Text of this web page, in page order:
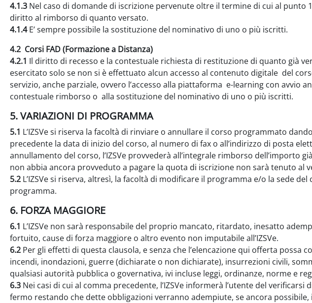
4.1.3 Nel caso di domande di iscrizione pervenute oltre il termine di cui al punto
diritto al rimborso di quanto versato.
4.1.4E’ sempre possibile la sostituzione del nominativo di uno o più iscritti.
4.2 Corsi FAD (Formazione a Distanza)
4.2.1 Il diritto di recesso e la contestuale richiesta di restituzione di quanto già
esercitato solo se non si è effettuato alcun accesso al contenuto digitale del
servizio, anche parziale, ovvero l’accesso alla piattaforma e-learning con
contestuale rimborso o alla sostituzione del nominativo di uno o più iscritti.
5. VARIAZIONI DI PROGRAMMA
5.1 L’IZSVe si riserva la facoltà di rinviare o annullare il corso programmato
precedente la data di inizio del corso, al numero di fax o all’indirizzo di posta
annullamento del corso, l’IZSVe provvederà all’integrale rimborso
non abbia ancora provveduto a pagare la quota di iscrizione non sarà tenuto al
5.2 L’IZSVe si riserva, altresì, la facoltà di modificare il programma e/o la sede
programma.
6. FORZA MAGGIORE
6.1 L’IZSVe non sarà responsabile del proprio mancato, ritardato, inesatto
fortuito, cause di forza maggiore o altro evento non imputabile all’IZSVe.
6.2 Per gli effetti di questa clausola, e senza che l’elencazione qui offerta possa
incendi, inondazioni, guerre (dichiarate o non dichiarate), insurrezioni civili,
qualsiasi autorità pubblica o governativa, ivi incluse leggi, ordinanze, norme e
6.3 Nei casi di cui al comma precedente, l’IZSVe informerà l’utente del
fermo restando che dette obbligazioni verranno adempiute, se ancora